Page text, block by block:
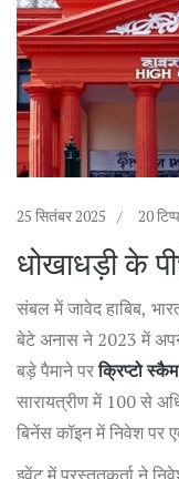
25 सितंबर 2025 20
धोखाधड़ी के
संबल में जावेद हाबिब,
बेटे अनास ने 2023 में
बड़े पैमाने परक्रिप्टो स्कैम
सारायत्रीण में 100 से
बिनेंस कॉइन में निवेश पर
की पहचान और